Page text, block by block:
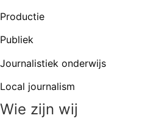
Productie
Publiek
Journalistiek onderwijs
Local journalism
Wie zijn wij